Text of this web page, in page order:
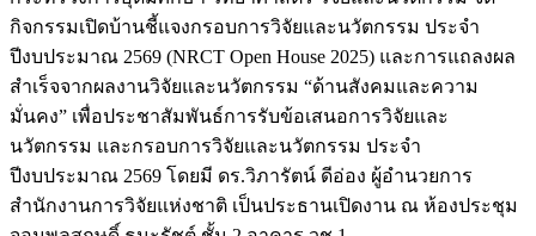
กิจกรรมเปิดบ้านชี้แจงกรอบการวิจัยและนวัตกรรม ประจำ
ปีงบประมาณ 2569 (NRCT Open House 2025) และการแถลงผล
สำเร็จจากผลงานวิจัยและนวัตกรรม “ด้านสังคมและความ
มั่นคง” เพื่อประชาสัมพันธ์การรับข้อเสนอการวิจัยและ
นวัตกรรม และกรอบการวิจัยและนวัตกรรม ประจำ
ปีงบประมาณ 2569 โดยมี ดร.วิภารัตน์ ดีอ่อง ผู้อำนวยการ
สำนักงานการวิจัยแห่งชาติ เป็นประธานเปิดงาน ณ ห้องประชุม